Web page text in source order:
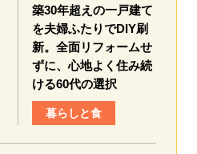
築30年超えの一戸建て
を夫婦ふたりでDIY刷
新。全面リフォームせ
ずに、心地よく住み続
ける60代の選択
暮らしと食